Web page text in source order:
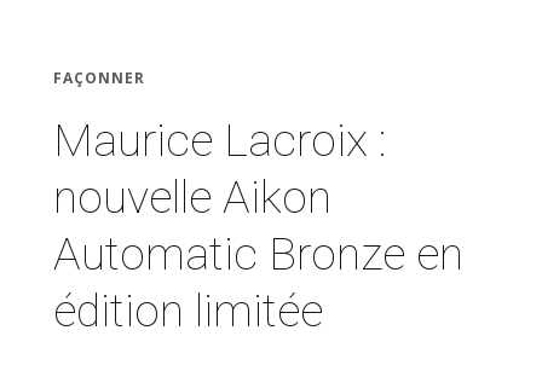
FAÇONNER
Maurice Lacroix :
nouvelle Aikon
Automatic Bronze en
édition limitée